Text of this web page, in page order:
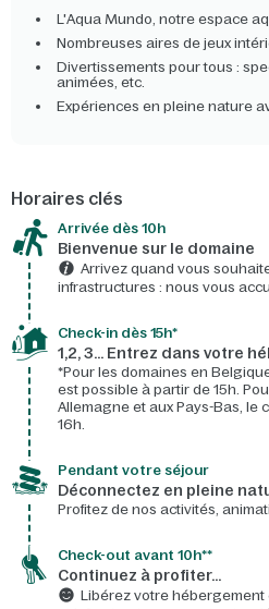
L'Aqua Mundo, notre espace
Nombreuses aires de jeux
Divertissements pour tous :
animées, etc.
Expériences en pleine nature
Horaires clés
Arrivée dès 10h​
Bienvenue sur le domaine​
Arrivez quand vous
infrastructures : nous vous
Check-in dès 15h*​
1,2, 3… Entrez dans votre
*Pour les domaines en
est possible à partir de 15h.
Allemagne et aux Pays-Bas, le
16h.
Pendant votre séjour
Déconnectez en pleine
Profitez de nos activités,
Check-out avant 10h**
Continuez à profiter…
Libérez votre hébergement